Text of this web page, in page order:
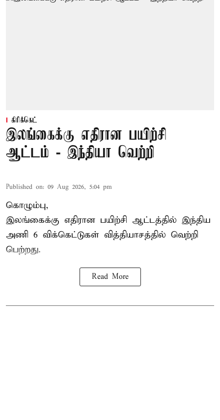
கிரிக்கெட்
இலங்கைக்கு எதிரான பயிற்சி
ஆட்டம் - இந்தியா வெற்றி
Published on: 09 Aug 2026, 5:04 pm
கொழும்பு,
இலங்கைக்கு எதிரான பயிற்சி ஆட்டத்தில் இந்திய
அணி 6 விக்கெட்டுகள் வித்தியாசத்தில் வெற்றி
பெற்றது.
Read More